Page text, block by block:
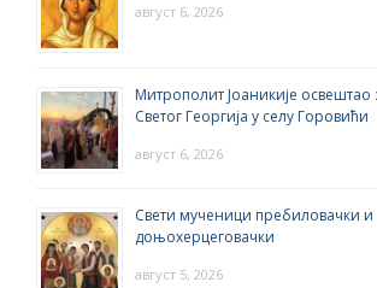
август 6, 2026
Митрополит Јоаникије
Светог Георгија у селу Горовићи
август 6, 2026
Свети мученици пребиловачки и
доњохерцеговачки
август 5, 2026